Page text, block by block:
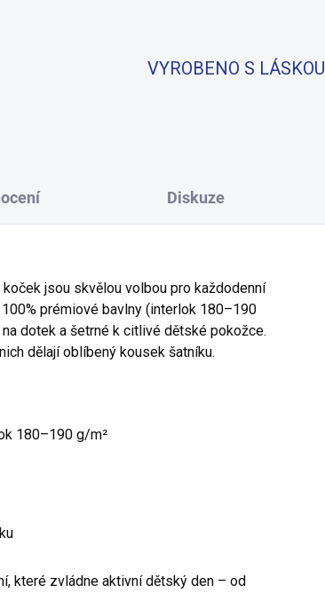
VYROBENO S LÁSKOU
Diskuze
jsou skvělou volbou pro každodenní
prémiové bavlny (interlok 180–190
dotek a šetrné k citlivé dětské pokožce.
dělají oblíbený kousek šatníku.
180–190 g/m²
které zvládne aktivní dětský den – od